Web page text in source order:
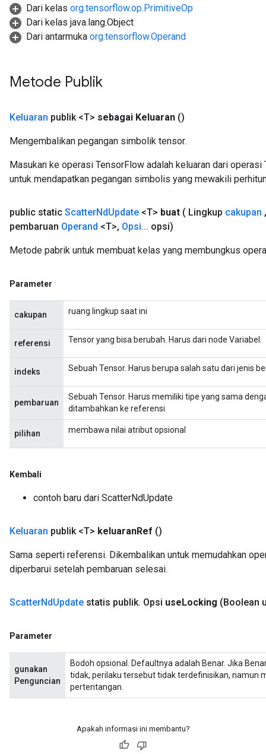
Dari kelas org.tensorflow.op.PrimitiveOp
Dari kelas java.lang.Object
Dari antarmuka org.tensorflow.Operand
Metode Publik
Keluaran publik <T> sebagai Keluaran ()
Mengembalikan pegangan simbolik tensor.
Masukan ke operasi TensorFlow adalah keluaran dari
untuk mendapatkan pegangan simbolis yang mewakili
public static ScatterNdUpdate <T> buat ( Lingkup cakupan ,
pembaruan Operand <T>, Opsi... opsi)
Metode pabrik untuk membuat kelas yang membungkus
Parameter
cakupan ruang lingkup saat ini
referensi Tensor yang bisa berubah. Harus dari node Variabel.
indeks Sebuah Tensor. Harus berupa salah satu dari jenis
pembaruan
Sebuah Tensor. Harus memiliki tipe yang sama
ditambahkan ke referensi.
pilihan membawa nilai atribut opsional
Kembali
contoh baru dari ScatterNdUpdate
Keluaran publik <T> keluaranRef ()
Sama seperti referensi. Dikembalikan untuk memudahkan
diperbarui setelah pembaruan selesai.
ScatterNdUpdate statis publik. Opsi useLocking (Boolean
Parameter
gunakan
Penguncian
Bodoh opsional. Defaultnya adalah Benar. Jika
tidak, perilaku tersebut tidak terdefinisikan, namun
pertentangan.
Apakah informasi ini membantu?